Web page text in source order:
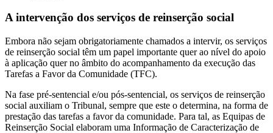
A intervenção dos serviços de reinserção social
Embora não sejam obrigatoriamente chamados a intervir, os serviços
de reinserção social têm um papel importante quer ao nível do apoio
à aplicação quer no âmbito do acompanhamento da execução das
Tarefas a Favor da Comunidade (TFC).
Na fase pré-sentencial e/ou pós-sentencial, os serviços de reinserção
social auxiliam o Tribunal, sempre que este o determina, na forma de
prestação das tarefas a favor da comunidade. Para tal, as Equipas de
Reinserção Social elaboram uma Informação de Caracterização de